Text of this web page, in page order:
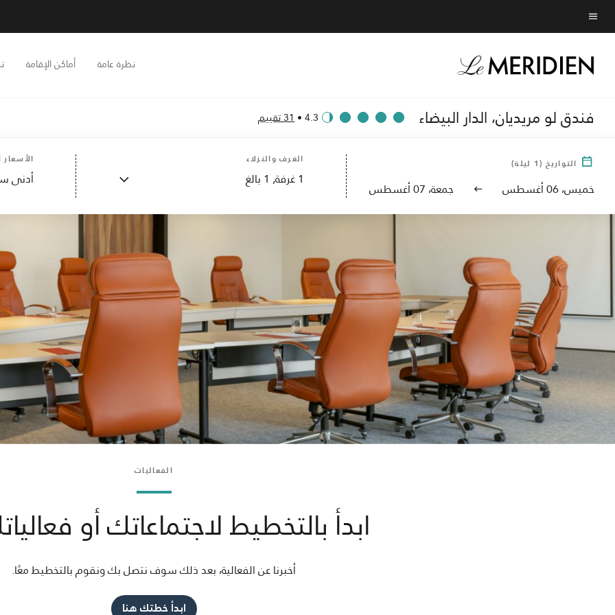
Skip
to
content
نص القائمة
نظرة عامة أماكن الإقامة
فندق لو مريديان، الدار البيضاء 4.3
•31 تقييم
التواريخ (
1 ليلة)
خميس، 06 أغسطس جمعة، 07 أغسطس
الغرف والنزلاء
1غرفة, 1 بالغ أدنى
الفعاليات
ابدأ بالتخطيط لاجتماعاتك أو
أخبرنا عن الفعالية، بعد ذلك سوف نتصل بك ونقوم بالتخطيط معًا.
ابدأ خطتك هنا